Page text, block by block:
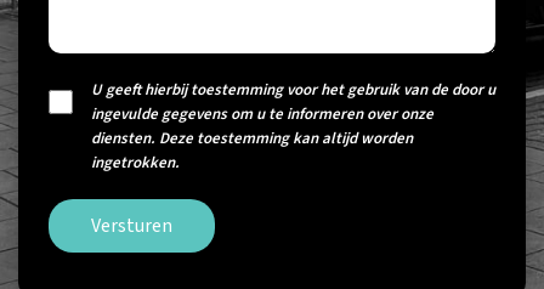
U geeft hierbij toestemming voor het gebruik van de door u
ingevulde gegevens om u te informeren over onze
diensten. Deze toestemming kan altijd worden
ingetrokken.
Versturen